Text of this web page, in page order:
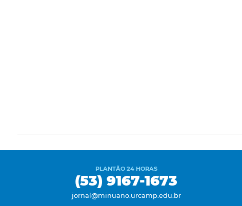
PLANTÃO 24 HORAS
(53) 9167-1673
jornal@minuano.urcamp.edu.br